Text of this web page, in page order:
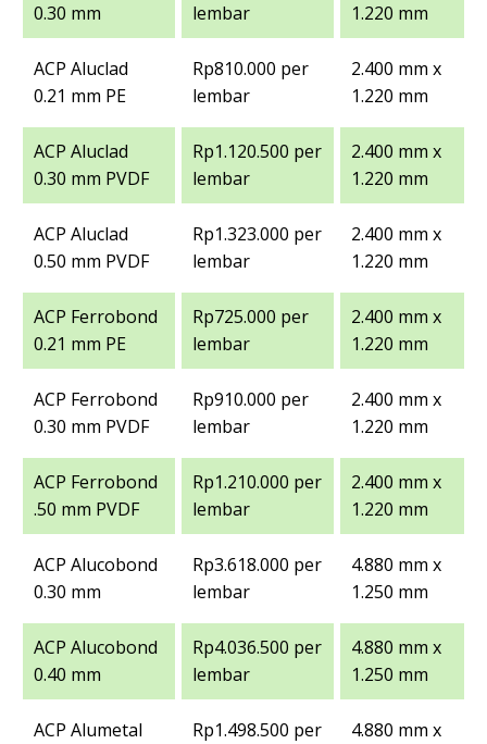
0.30 mm
lembar
1.220 mm
ACP Aluclad
0.21 mm PE
Rp810.000 per
lembar
2.400 mm x
1.220 mm
ACP Aluclad
0.30 mm PVDF
Rp1.120.500 per
lembar
2.400 mm x
1.220 mm
ACP Aluclad
0.50 mm PVDF
Rp1.323.000 per
lembar
2.400 mm x
1.220 mm
ACP Ferrobond
0.21 mm PE
Rp725.000 per
lembar
2.400 mm x
1.220 mm
ACP Ferrobond
0.30 mm PVDF
Rp910.000 per
lembar
2.400 mm x
1.220 mm
ACP Ferrobond
.50 mm PVDF
Rp1.210.000 per
lembar
2.400 mm x
1.220 mm
ACP Alucobond
0.30 mm
Rp3.618.000 per
lembar
4.880 mm x
1.250 mm
ACP Alucobond
0.40 mm
Rp4.036.500 per
lembar
4.880 mm x
1.250 mm
ACP Alumetal
Rp1.498.500 per
4.880 mm x